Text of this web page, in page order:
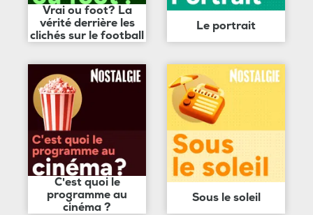
Vrai ou foot? La
vérité derrière les
clichés sur le football
Le portrait
C'est quoi le
programme au
cinéma ?
Sous le soleil